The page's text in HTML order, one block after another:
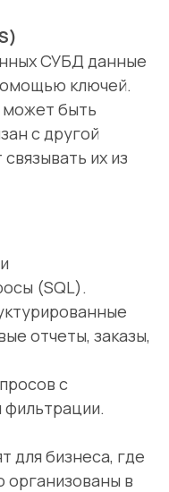
СУБД данные
ключей.
быть
с другой
их из
(SQL).
отчеты, заказы,
с
для бизнеса, где
организованы в